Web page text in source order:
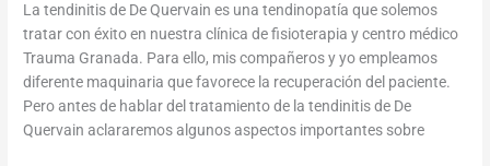
La tendinitis de De Quervain es una tendinopatía que solemos
tratar con éxito en nuestra clínica de fisioterapia y centro médico
Trauma Granada. Para ello, mis compañeros y yo empleamos
diferente maquinaria que favorece la recuperación del paciente.
Pero antes de hablar del tratamiento de la tendinitis de De
Quervain aclararemos algunos aspectos importantes sobre